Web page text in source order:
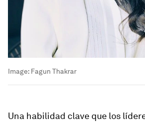
Image: Fagun Thakrar
Una habilidad clave que los